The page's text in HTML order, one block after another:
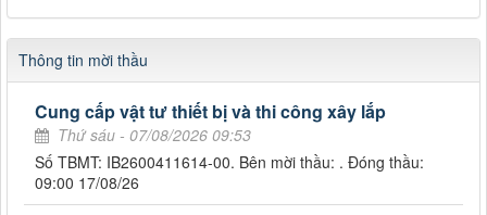
Thông tin mời thầu
Cung cấp vật tư thiết bị và thi công xây lắp
Thứ sáu - 07/08/2026 09:53
Số TBMT: IB2600411614-00. Bên mời thầu: . Đóng thầu:
09:00 17/08/26